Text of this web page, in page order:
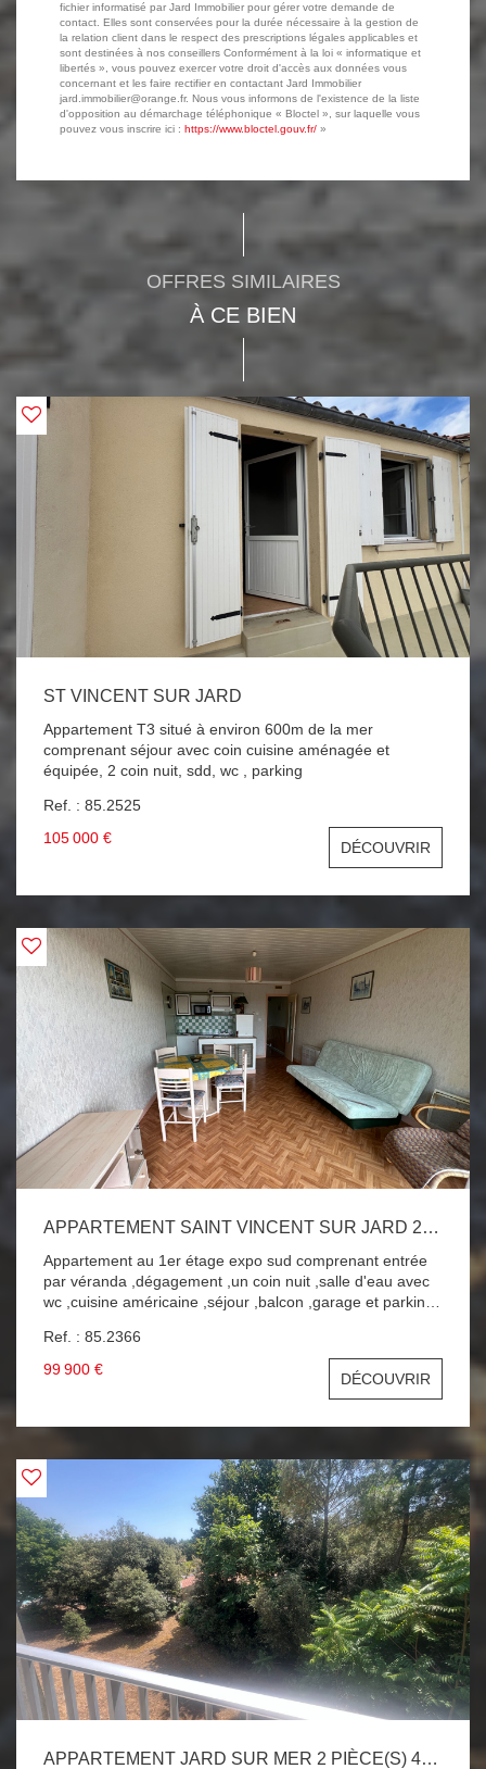
fichier informatisé par Jard Immobilier pour gérer votre demande de
contact. Elles sont conservées pour la durée nécessaire à la gestion de
la relation client dans le respect des prescriptions légales applicables et
sont destinées à nos conseillers Conformément à la loi « informatique et
libertés », vous pouvez exercer votre droit d'accès aux données vous
concernant et les faire rectifier en contactant Jard Immobilier
jard.immobilier@orange.fr. Nous vous informons de l'existence de la liste
d'opposition au démarchage téléphonique « Bloctel », sur laquelle vous
pouvez vous inscrire ici : https://www.bloctel.gouv.fr/ »
OFFRES SIMILAIRES
À CE BIEN
ST VINCENT SUR JARD
Appartement T3 situé à environ 600m de la mer
comprenant séjour avec coin cuisine aménagée et
équipée, 2 coin nuit, sdd, wc , parking
Ref. : 85.2525
105 000 €
DÉCOUVRIR
APPARTEMENT SAINT VINCENT SUR JARD 2 PIÈCE(S) 34.05 M2
Appartement au 1er étage expo sud comprenant entrée
par véranda ,dégagement ,un coin nuit ,salle d'eau avec
wc ,cuisine américaine ,séjour ,balcon ,garage et parking.
COMMERCES ! A SAISIR !
Ref. : 85.2366
99 900 €
DÉCOUVRIR
APPARTEMENT JARD SUR MER 2 PIÈCE(S) 47 M2